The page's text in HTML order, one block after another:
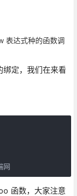
表达式种的函数调
定，我们在来看
函数，大家注意